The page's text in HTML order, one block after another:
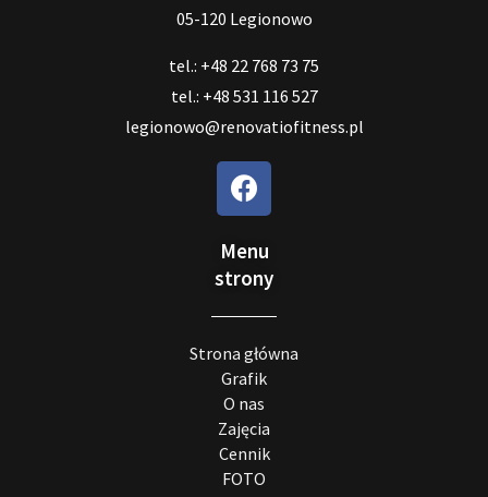
05-120 Legionowo
tel.: +48 22 768 73 75
tel.: +48 531 116 527
legionowo@renovatiofitness.pl
Menu
strony
Strona główna
Grafik
O nas
Zajęcia
Cennik
FOTO